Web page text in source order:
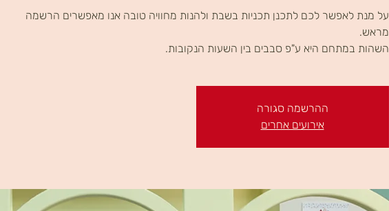
על מנת לאפשר לכם לתכנן תכניות בשבת ולהנות מחוויה טובה אנו מאפשרים הרשמה
השהות במתחם היא ע"פ סבבים בין השעות הנקובות.
ההרשמה סגורה
אירועים אחרים